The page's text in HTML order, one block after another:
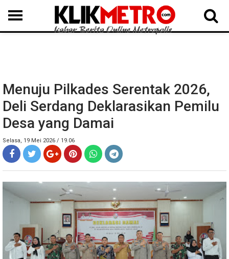
MEDAN LANGKAT DAIRI SAMOSIR TAPUT BATUBARA DELISERDANG
Menuju Pilkades Serentak 2026,
Deli Serdang Deklarasikan Pemilu
Desa yang Damai
Selasa, 19 Mei 2026 / 19.06